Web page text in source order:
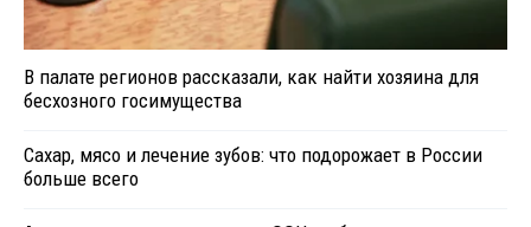
В палате регионов рассказали, как найти хозяина для
бесхозного госимущества
Сахар, мясо и лечение зубов: что подорожает в России
больше всего